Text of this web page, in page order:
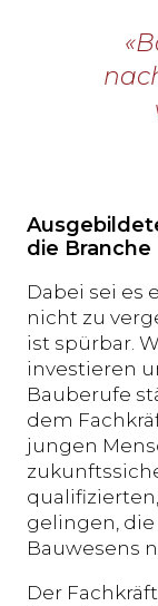
die Branche
Dabei sei es
nicht zu
ist spürbar.
investieren
Bauberufe
dem
jungen
gelingen,
Bauwesens
Der